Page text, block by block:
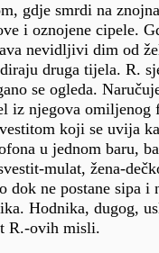
gdje smrdi na
i oznojene cipele.
nevidljivi dim od
druga tijela. R.
se ogleda.
iz njegova omiljenog
koji se uvija
u jednom baru,
mulat, žena-
dok ne postane sipa i
Hodnika, dugog,
R.-ovih misli.